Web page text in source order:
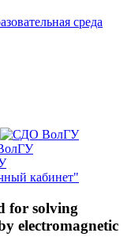
среда
кабинет"
for solving
electromagnetic